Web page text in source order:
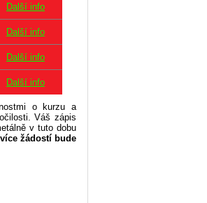
Další info
Další info
Další info
Další info
o kurzu a
Váš zápis
v tuto dobu
žádostí bude